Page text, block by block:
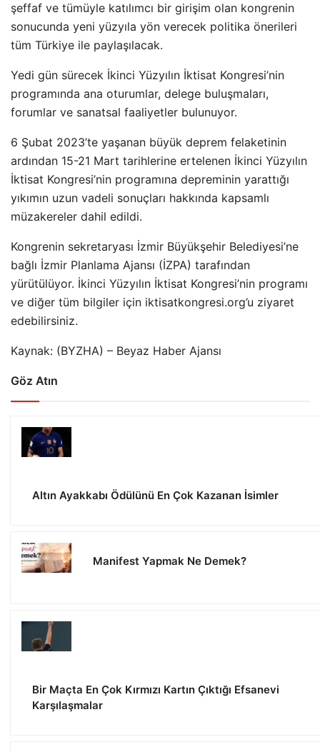
şeffaf ve tümüyle katılımcı bir girişim olan kongrenin
sonucunda yeni yüzyıla yön verecek politika önerileri
tüm Türkiye ile paylaşılacak.
Yedi gün sürecek İkinci Yüzyılın İktisat Kongresi’nin
programında ana oturumlar, delege buluşmaları,
forumlar ve sanatsal faaliyetler bulunuyor.
6 Şubat 2023’te yaşanan büyük deprem felaketinin
ardından 15-21 Mart tarihlerine ertelenen İkinci Yüzyılın
İktisat Kongresi’nin programına depreminin yarattığı
yıkımın uzun vadeli sonuçları hakkında kapsamlı
müzakereler dahil edildi.
Kongrenin sekretaryası İzmir Büyükşehir Belediyesi’ne
bağlı İzmir Planlama Ajansı (İZPA) tarafından
yürütülüyor. İkinci Yüzyılın İktisat Kongresi’nin programı
ve diğer tüm bilgiler için iktisatkongresi.org’u ziyaret
edebilirsiniz.
Kaynak: (BYZHA) – Beyaz Haber Ajansı
Göz Atın
Altın Ayakkabı Ödülünü En Çok Kazanan İsimler
Manifest Yapmak Ne Demek?
Bir Maçta En Çok Kırmızı Kartın Çıktığı Efsanevi
Karşılaşmalar